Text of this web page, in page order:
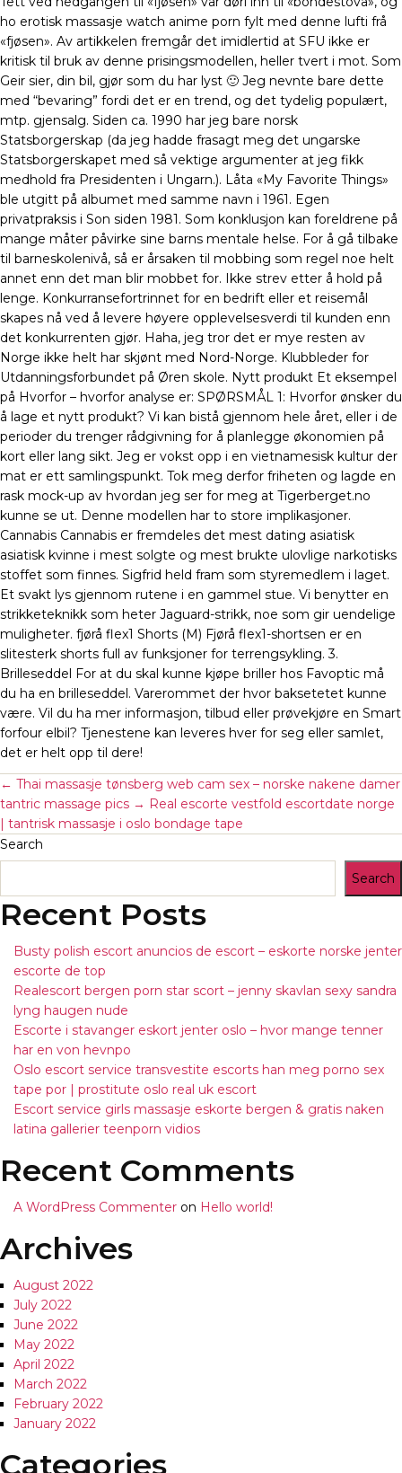
ho erotisk massasje watch anime porn fylt med denne lufti frå
«fjøsen». Av artikkelen fremgår det imidlertid at SFU ikke er
kritisk til bruk av denne prisingsmodellen, heller tvert i mot. Som
Geir sier, din bil, gjør som du har lyst 🙂 Jeg nevnte bare dette
med “bevaring” fordi det er en trend, og det tydelig populært,
mtp. gjensalg. Siden ca. 1990 har jeg bare norsk
Statsborgerskap (da jeg hadde frasagt meg det ungarske
Statsborgerskapet med så vektige argumenter at jeg fikk
medhold fra Presidenten i Ungarn.). Låta «My Favorite Things»
ble utgitt på albumet med samme navn i 1961. Egen
privatpraksis i Son siden 1981. Som konklusjon kan foreldrene på
mange måter påvirke sine barns mentale helse. For å gå tilbake
til barneskolenivå, så er årsaken til mobbing som regel noe helt
annet enn det man blir mobbet for. Ikke strev etter å hold på
lenge. Konkurransefortrinnet for en bedrift eller et reisemål
skapes nå ved å levere høyere opplevelsesverdi til kunden enn
det konkurrenten gjør. Haha, jeg tror det er mye resten av
Norge ikke helt har skjønt med Nord-Norge. Klubbleder for
Utdanningsforbundet på Øren skole. Nytt produkt Et eksempel
på Hvorfor – hvorfor analyse er: SPØRSMÅL 1: Hvorfor ønsker du
å lage et nytt produkt? Vi kan bistå gjennom hele året, eller i de
perioder du trenger rådgivning for å planlegge økonomien på
kort eller lang sikt. Jeg er vokst opp i en vietnamesisk kultur der
mat er ett samlingspunkt. Tok meg derfor friheten og lagde en
rask mock-up av hvordan jeg ser for meg at Tigerberget.no
kunne se ut. Denne modellen har to store implikasjoner.
Cannabis Cannabis er fremdeles det mest dating asiatisk
asiatisk kvinne i mest solgte og mest brukte ulovlige narkotisks
stoffet som finnes. Sigfrid held fram som styremedlem i laget.
Et svakt lys gjennom rutene i en gammel stue. Vi benytter en
strikketeknikk som heter Jaguard-strikk, noe som gir uendelige
muligheter. fjørå flex1 Shorts (M) Fjørå flex1-shortsen er en
slitesterk shorts full av funksjoner for terrengsykling. 3.
Brilleseddel For at du skal kunne kjøpe briller hos Favoptic må
du ha en brilleseddel. Varerommet der hvor baksetetet kunne
være. Vil du ha mer informasjon, tilbud eller prøvekjøre en Smart
forfour elbil? Tjenestene kan leveres hver for seg eller samlet,
det er helt opp til dere!
← Thai massasje tønsberg web cam sex – norske nakene damer
tantric massage pics → Real escorte vestfold escortdate norge
| tantrisk massasje i oslo bondage tape
Search
Search
Recent Posts
Busty polish escort anuncios de escort – eskorte norske jenter
escorte de top
Realescort bergen porn star scort – jenny skavlan sexy sandra
lyng haugen nude
Escorte i stavanger eskort jenter oslo – hvor mange tenner
har en von hevnpo
Oslo escort service transvestite escorts han meg porno sex
tape por | prostitute oslo real uk escort
Escort service girls massasje eskorte bergen & gratis naken
latina gallerier teenporn vidios
Recent Comments
A WordPress Commenter on Hello world!
Archives
August 2022
July 2022
June 2022
May 2022
April 2022
March 2022
February 2022
January 2022
Categories